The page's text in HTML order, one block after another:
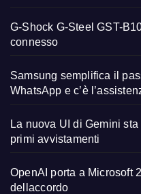
G-Shock G-Steel GST-
connesso
Samsung semplifica il
WhatsApp e c’è
La nuova UI di Gemini
primi avvistamenti
OpenAI porta a Microsoft
dellaccordo